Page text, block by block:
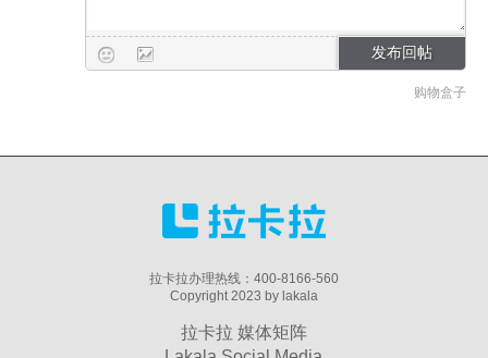
购物盒子
拉卡拉办理热线：400-8166-560
Copyright 2023 by lakala
拉卡拉 媒体矩阵